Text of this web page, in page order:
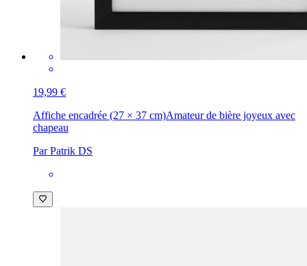
19,99 €
Affiche encadrée (27 × 37 cm)Amateur de bière joyeux avec
chapeau
Par Patrik DS